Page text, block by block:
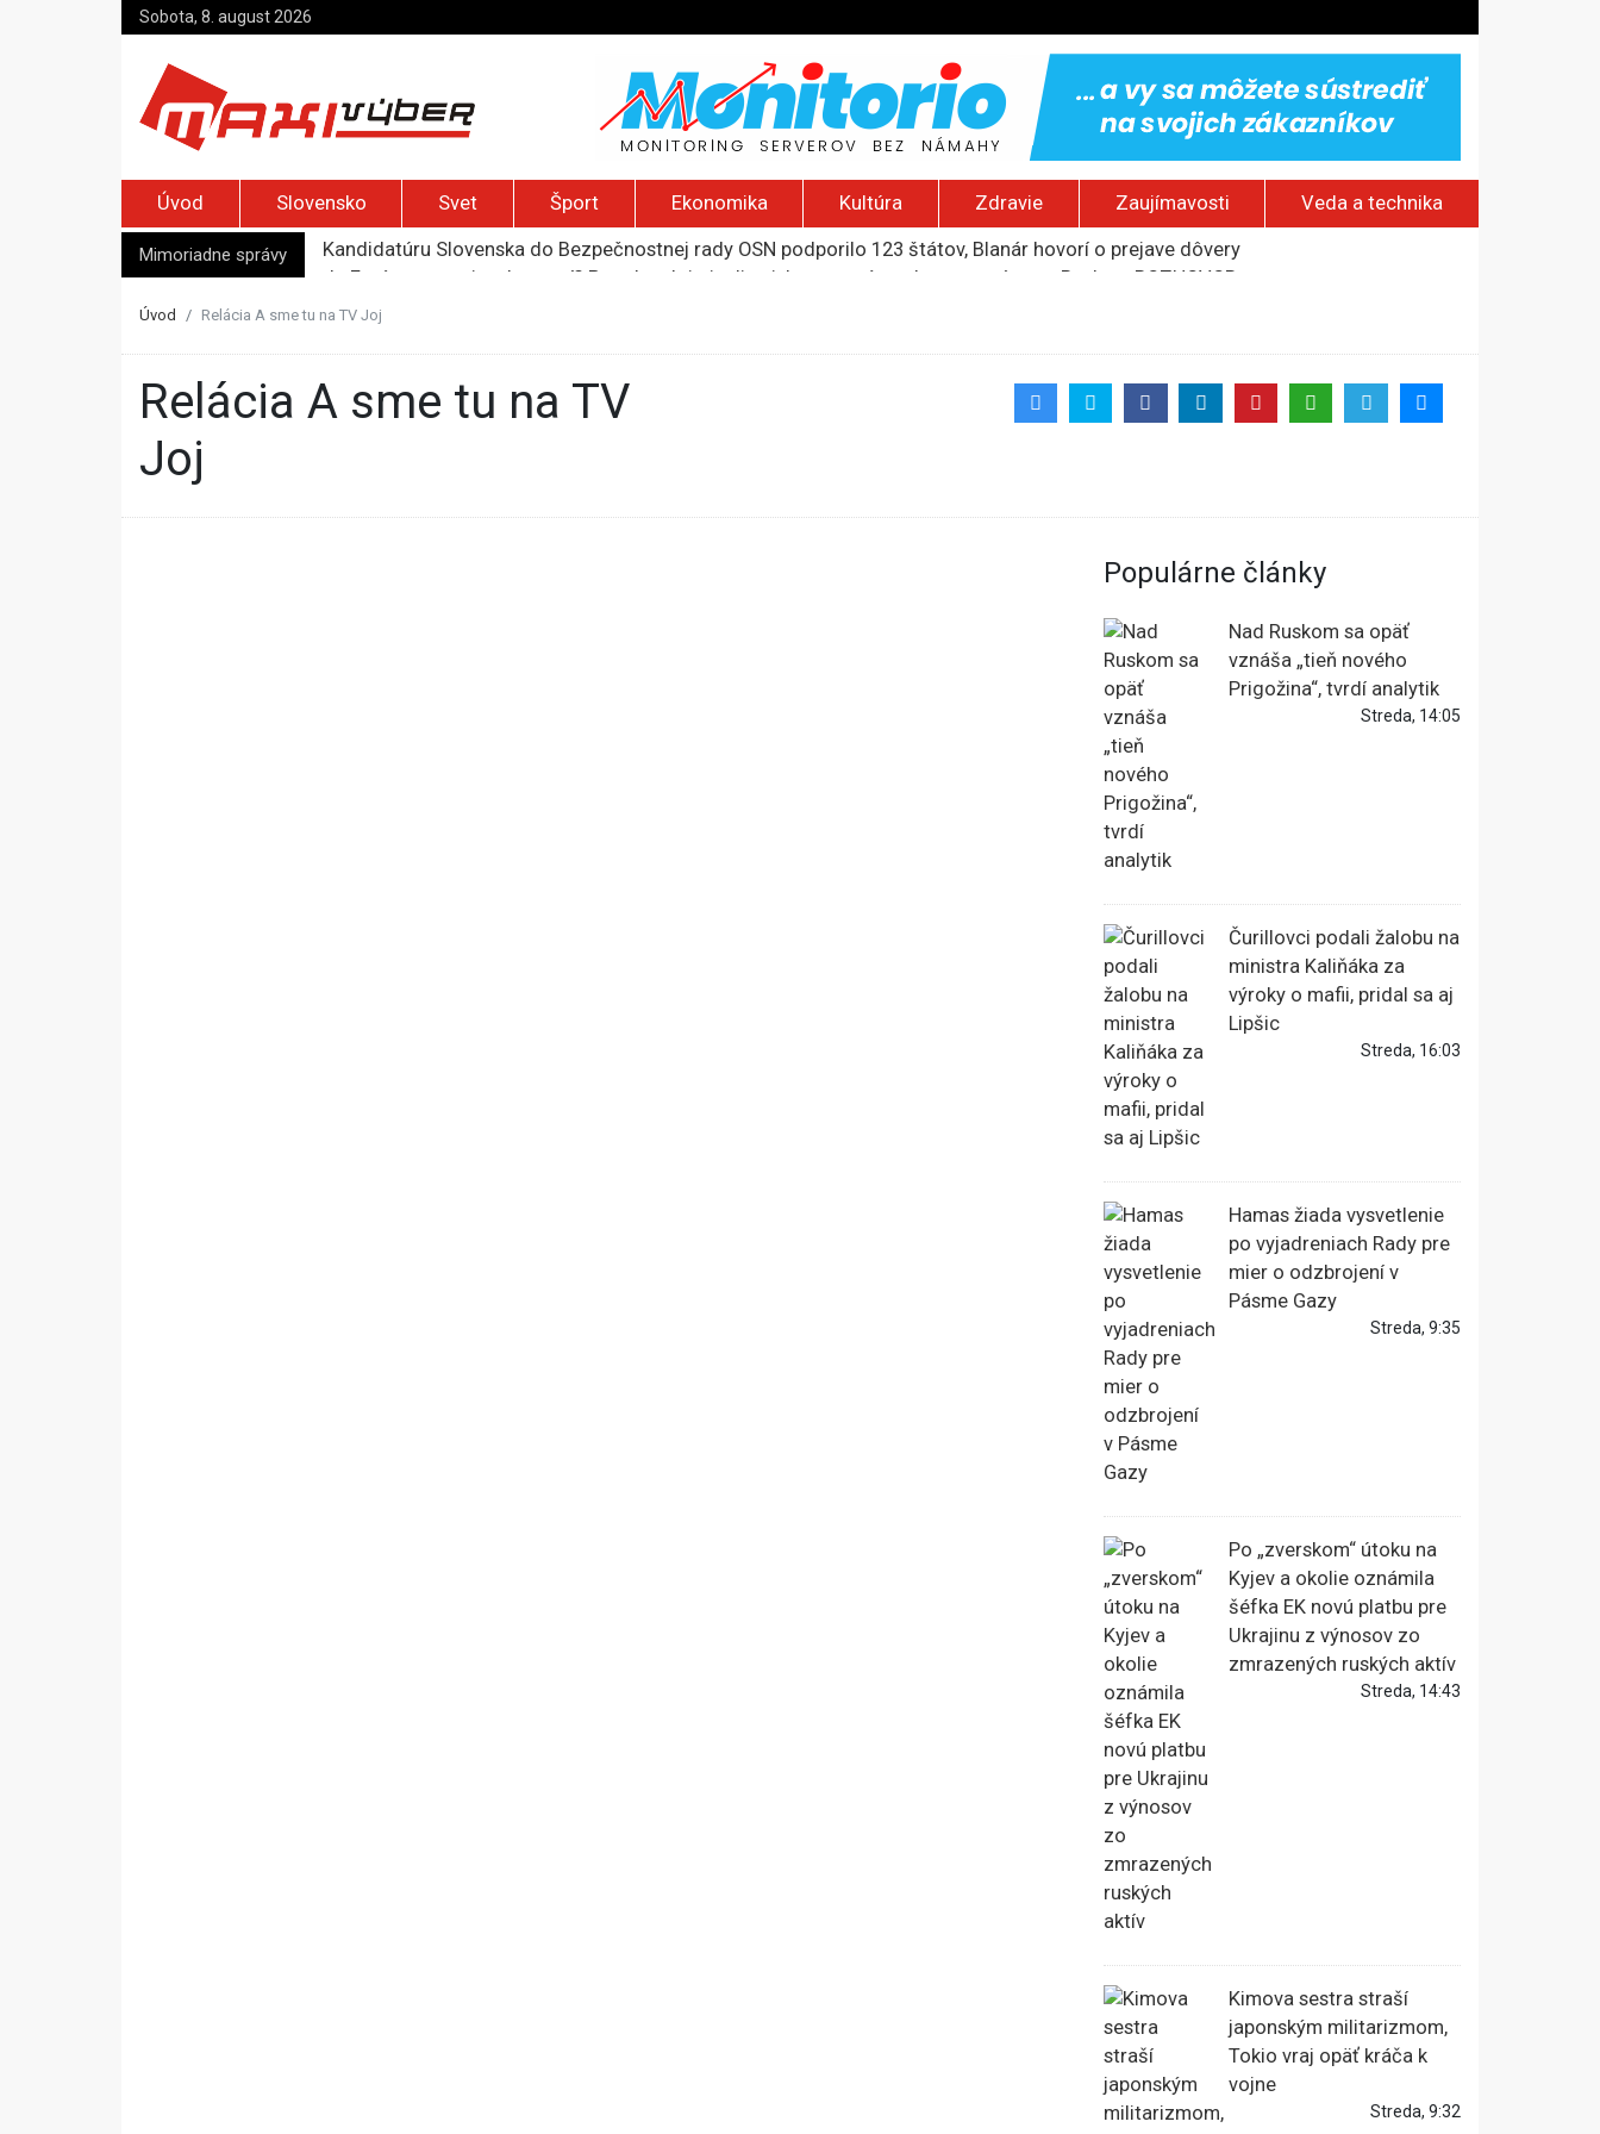
Sobota, 8. august 2026
Úvod Slovensko Svet Šport Ekonomika Kultúra Zdravie Zaujímavosti Veda a technika
Mimoriadne správy
Kandidatúru Slovenska do Bezpečnostnej rady OSN podporilo 123 štátov, Blanár hovorí o prejave dôvery
Je Európa naozaj v ohrození? Pravda o kriminalite, islame a mýte o konzervatívnom Rusku – ROZHOVOR
Kyjev žiada EÚ o 220 miliónov eur na pomoc farmárom, ktorých postihla blokáda prístavov
Úvod Relácia A sme tu na TV Joj
Relácia A sme tu na TV
Joj
Populárne články
Nad Ruskom sa opäť
vznáša „tieň nového
Prigožina“, tvrdí analytik
Streda, 14:05
Čurillovci podali žalobu na
ministra Kaliňáka za
výroky o mafii, pridal sa aj
Lipšic
Streda, 16:03
Hamas žiada vysvetlenie
po vyjadreniach Rady pre
mier o odzbrojení v
Pásme Gazy
Streda, 9:35
Po „zverskom“ útoku na
Kyjev a okolie oznámila
šéfka EK novú platbu pre
Ukrajinu z výnosov zo
zmrazených ruských aktív
Streda, 14:43
Kimova sestra straší
japonským militarizmom,
Tokio vraj opäť kráča k
vojne
Streda, 9:32